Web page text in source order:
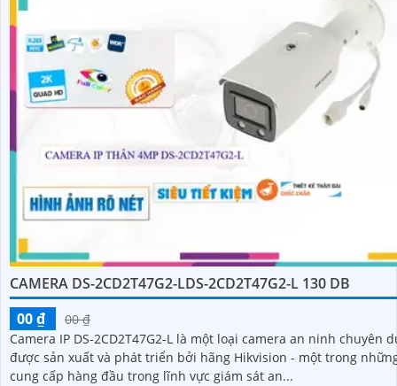
CAMERA DS-2CD2T47G2-LDS-2CD2T47G2-L 130 DB
00 ₫
00 ₫
Camera IP DS-2CD2T47G2-L là một loại camera an ninh chuyên
được sản xuất và phát triển bởi hãng Hikvision - một trong
cung cấp hàng đầu trong lĩnh vực giám sát an...